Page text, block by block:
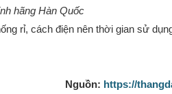
hãng Hàn Quốc
rỉ, cách điện nên thời gian sử
Nguồn: https://